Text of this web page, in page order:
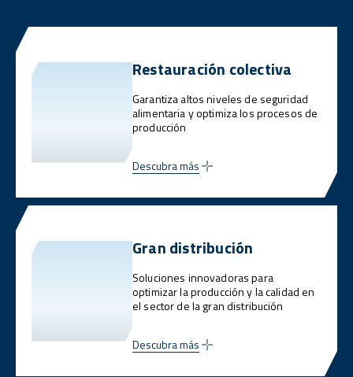
Restauración colectiva
Garantiza altos niveles de seguridad
alimentaria y optimiza los procesos de
producción
Descubra más
Gran distribución
Soluciones innovadoras para
optimizar la producción y la calidad en
el sector de la gran distribución
Descubra más